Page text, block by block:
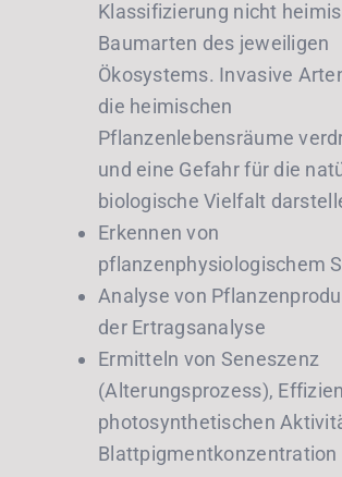
Klassifizierung nicht
Baumarten des jeweiligen
Ökosystems. Invasive
die heimischen
Pflanzenlebensräume
und eine Gefahr für die
biologische Vielfalt
Erkennen von
pflanzenphysiologischem
Analyse von
der Ertragsanalyse
Ermitteln von Seneszenz
(Alterungsprozess),
photosynthetischen
Blattpigmentkonzentration